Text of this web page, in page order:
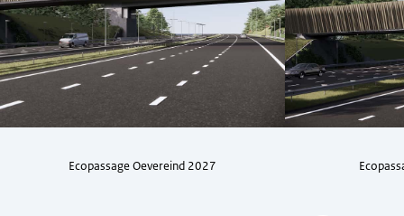
Ecopassage Oevereind 2027